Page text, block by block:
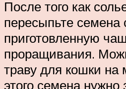
После того как
пересыпьте семена
приготовленную
проращивания.
траву для кошки на
этого семена нужно